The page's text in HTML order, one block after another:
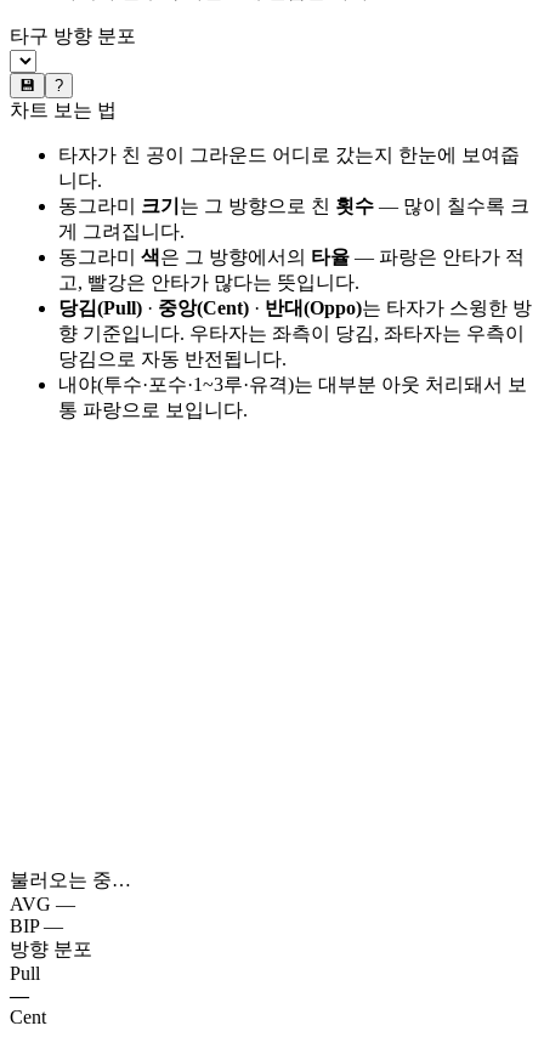
타구 방향 분포
💾 ?
차트 보는 법
타자가 친 공이 그라운드 어디로 갔는지 한눈에 보여줍
니다.
동그라미 크기 는 그 방향으로 친 횟수 — 많이 칠수록 크
게 그려집니다.
동그라미 색은 그 방향에서의 타율 — 파랑은 안타가 적
고, 빨강은 안타가 많다는 뜻입니다.
당김(Pull) · 중앙(Cent) · 반대(Oppo)는 타자가 스윙한 방
향 기준입니다. 우타자는 좌측이 당김, 좌타자는 우측이
당김으로 자동 반전됩니다.
내야(투수·포수·1~3루·유격)는 대부분 아웃 처리돼서 보
통 파랑으로 보입니다.
불러오는 중…
AVG —
BIP —
방향 분포
Pull
—
Cent